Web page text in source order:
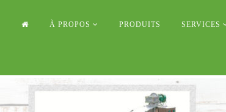
À PROPOS PRODUITS SERVICES